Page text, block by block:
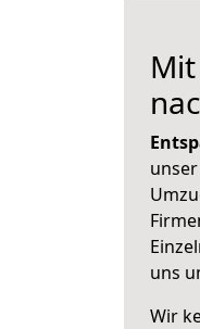
uns
Wir